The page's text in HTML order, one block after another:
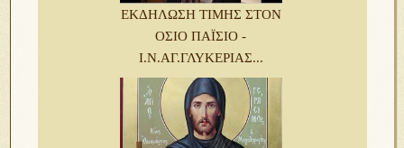
ΕΚΔΗΛΩΣΗ ΤΙΜΗΣ ΣΤΟΝ
ΟΣΙΟ ΠΑΪΣΙΟ -
Ι.Ν.ΑΓ.ΓΛΥΚΕΡΙΑΣ...